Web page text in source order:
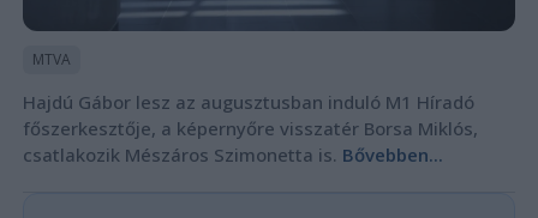
MTVA
Hajdú Gábor lesz az augusztusban induló M1 Híradó
főszerkesztője, a képernyőre visszatér Borsa Miklós,
csatlakozik Mészáros Szimonetta is. Bővebben...